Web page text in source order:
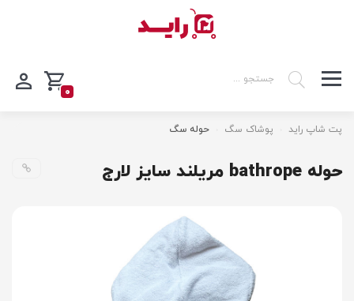
0
پت شاپ راید پوشاک سگ حوله سگ
حوله bathrope مریلند سایز لارج